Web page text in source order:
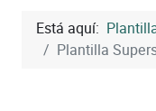
Está aquí:
Plantilla